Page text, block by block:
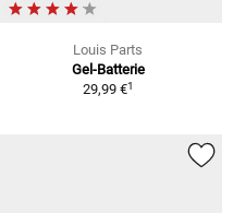
Louis Parts
Gel-Batterie
29,99 €1